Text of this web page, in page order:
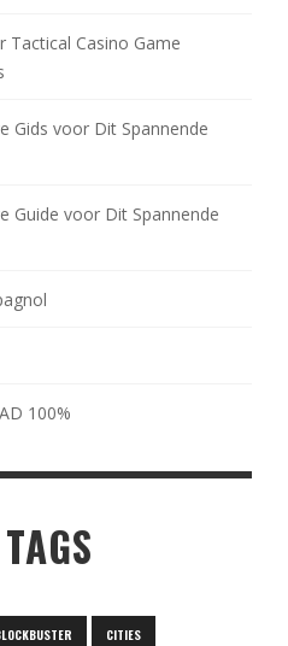
Tactical Casino Game
Gids voor Dit Spannende
Guide voor Dit Spannende
100%
CITIES